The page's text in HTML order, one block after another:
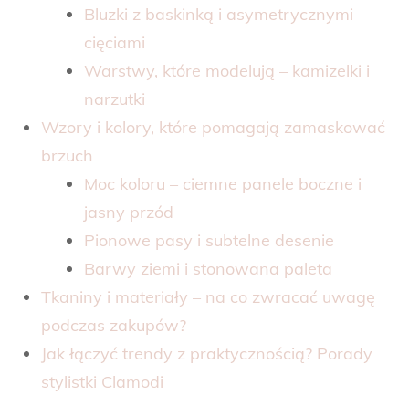
Bluzki z baskinką i asymetrycznymi
cięciami
Warstwy, które modelują – kamizelki i
narzutki
Wzory i kolory, które pomagają zamaskować
brzuch
Moc koloru – ciemne panele boczne i
jasny przód
Pionowe pasy i subtelne desenie
Barwy ziemi i stonowana paleta
Tkaniny i materiały – na co zwracać uwagę
podczas zakupów?
Jak łączyć trendy z praktycznością? Porady
stylistki Clamodi